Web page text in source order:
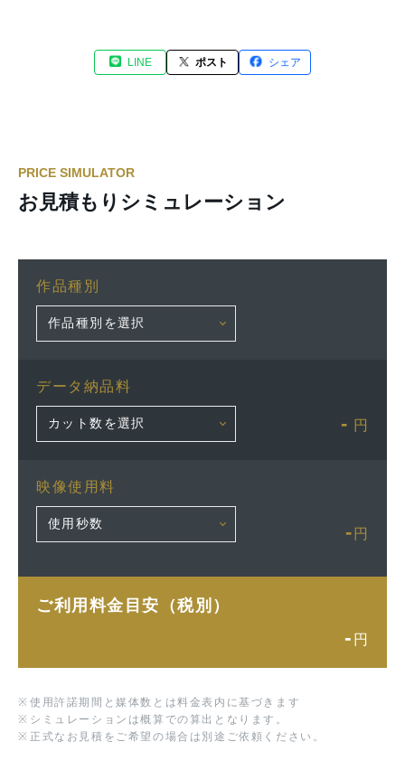
LINE ポスト シェア
PRICE SIMULATOR
お見積もりシミュレーション
作品種別
データ納品料
- 円
映像使用料
- 円
ご利用料金目安（税別）
- 円
※ 使用許諾期間と媒体数とは料金表内に基づきます
※ シミュレーションは概算での算出となります。
※ 正式なお見積をご希望の場合は別途ご依頼ください。